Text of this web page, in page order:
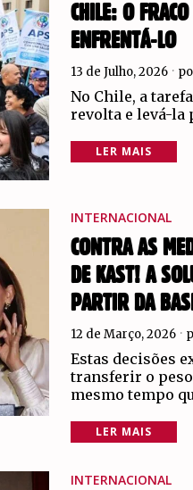
CHILE: O
ENFRENTÁ-LO
13 de Julho, 2026
No Chile, a
revolta e levá-la
LER MAIS
INTERNACIONAL
CONTRA AS
DE KAST! A
PARTIR DA
12 de Março, 2026
Estas decisões
transferir o
mesmo tempo
LER MAIS
INTERNACIONAL